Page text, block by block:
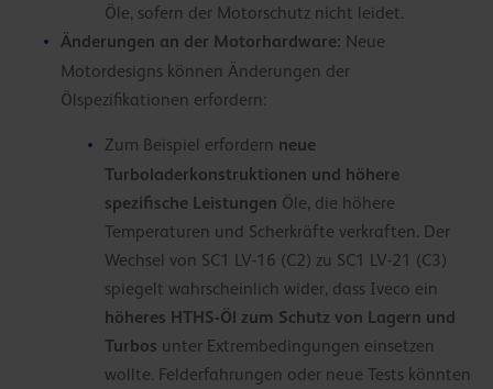
Öle, sofern der Motorschutz nicht leidet.
Änderungen an der Motorhardware: Neue
Motordesigns können Änderungen der
Ölspezifikationen erfordern:
Zum Beispiel erfordern neue
Turboladerkonstruktionen und höhere
spezifische Leistungen Öle, die höhere
Temperaturen und Scherkräfte verkraften. Der
Wechsel von SC1 LV-16 (C2) zu SC1 LV-21 (C3)
spiegelt wahrscheinlich wider, dass Iveco ein
höheres HTHS-Öl zum Schutz von Lagern und
Turbos unter Extrembedingungen einsetzen
wollte. Felderfahrungen oder neue Tests könnten